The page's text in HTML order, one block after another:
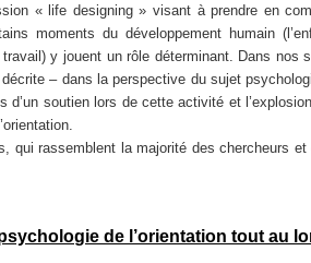
« life designing » visant à prendre en
moments du développement humain
y jouent un rôle déterminant. Dans nos
– dans la perspective du sujet
d’un soutien lors de cette activité et
qui rassemblent la majorité des chercheurs
de l’orientation tout au